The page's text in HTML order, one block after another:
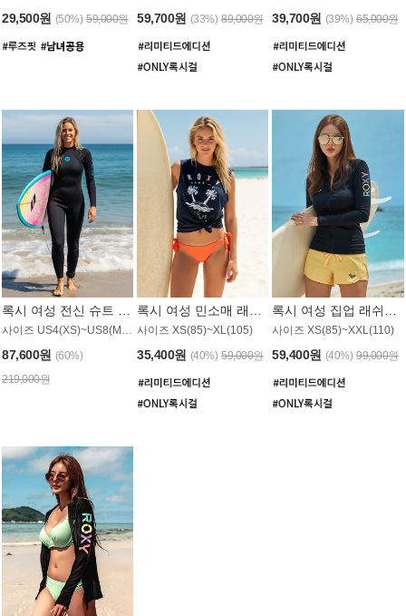
29,500원 (50%) 59,000원 59,700원 (33%) 89,000원 39,700원 (39%) 65,000원
87,600원 (60%)
219,000원
사이즈 XS(85)~XL(105)
35,400원 (40%) 59,000원
사이즈 XS(85)~XXL(110)
59,400원 (40%) 99,000원